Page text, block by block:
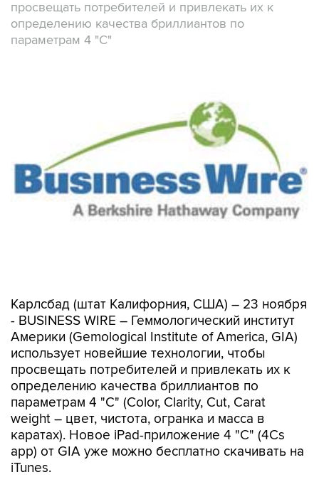
просвещать потребителей и привлекать их к
определению качества бриллиантов по
параметрам 4 "С"
Карлсбад (штат Калифорния, США) – 23 ноября
- BUSINESS WIRE – Геммологический институт
Америки (Gemological Institute of America, GIA)
использует новейшие технологии, чтобы
просвещать потребителей и привлекать их к
определению качества бриллиантов по
параметрам 4 "С" (Color, Clarity, Cut, Carat
weight – цвет, чистота, огранка и масса в
каратах). Новое iPad-приложение 4 "С" (4Cs
app) от GIA уже можно бесплатно скачивать на
iTunes.